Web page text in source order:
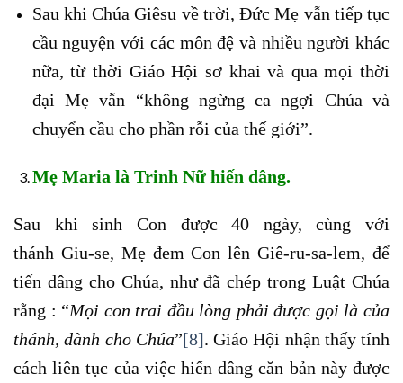
Sau khi Chúa Giêsu về trời, Đức Mẹ vẫn tiếp tục
cầu nguyện với các môn đệ và nhiều người khác
nữa, từ thời Giáo Hội sơ khai và qua mọi thời
đại Mẹ vẫn “không ngừng ca ngợi Chúa và
chuyển cầu cho phần rỗi của thế giới”.
Mẹ Maria là Trinh Nữ hiến dâng.
Sau khi sinh Con được 40 ngày, cùng với
thánh Giu-se, Mẹ đem Con lên Giê-ru-sa-lem, để
tiến dâng cho Chúa, như đã chép trong Luật Chúa
rằng : “Mọi con trai đầu lòng phải được gọi là của
thánh, dành cho Chúa”[8]. Giáo Hội nhận thấy tính
cách liên tục của việc hiến dâng căn bản này được